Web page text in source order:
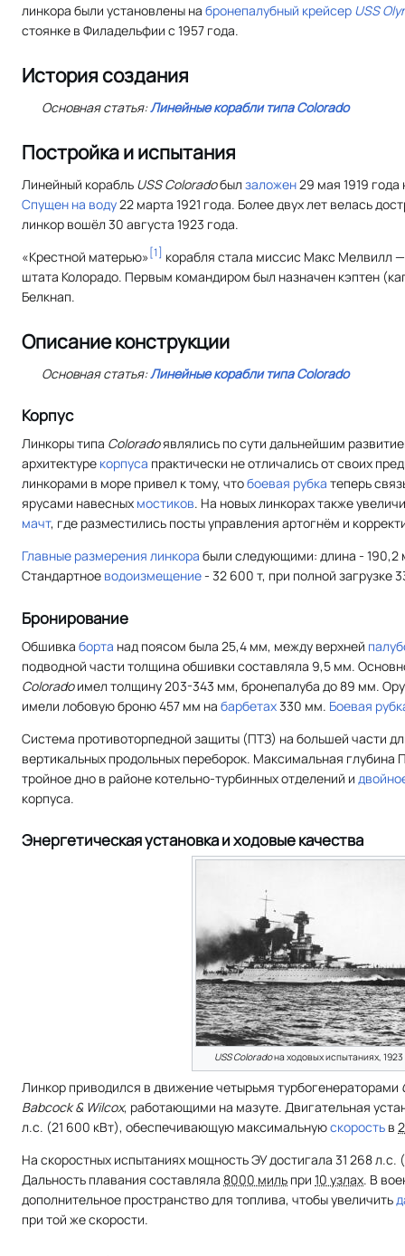
линкора были установлены на бронепалубный крейсер USS
стоянке в Филадельфии с 1957 года.
История создания
Основная статья:Линейные корабли типаColorado
Постройка и испытания
Линейный корабль USS Coloradoбыл заложен29 мая 1919 года
Спущен на воду22 марта 1921 года. Более двух лет велась
линкор вошёл 30 августа 1923 года.
«Крестной матерью» [1] корабля стала миссис Макс Мелвилл
штата Колорадо. Первым командиром был назначен кэптен
Белкнап.
Описание конструкции
Основная статья:Линейные корабли типаColorado
Корпус
Линкоры типа Coloradoявлялись по сути дальнейшим
архитектуре корпуса практически не отличались от своих
линкорами в море привел к тому, чтобоевая рубка теперь
ярусами навесных мостиков. На новых линкорах также
мачт, где разместились посты управления артогнём и
Главные размерения линкора были следующими: длина -
Стандартное водоизмещение- 32 600 т, при полной загрузке
Бронирование
Обшивка борта над поясом была 25,4 мм, между верхней
подводной части толщина обшивки составляла 9,5 мм.
Coloradoимел толщину 203-343 мм, бронепалуба до 89 мм.
имели лобовую броню 457 мм на барбетах330 мм. Боевая
Система противоторпедной защиты (ПТЗ) на большей части
вертикальных продольных переборок. Максимальная глубина
тройное дно в районе котельно-турбинных отделений и
корпуса.
Энергетическая установка и ходовые качества
USS Coloradoна ходовых испытаниях, 1923
Линкор приводился в движение четырьмя турбогенераторами
Babcock & Wilcox, работающими на мазуте. Двигательная
л.с. (21 600 кВт), обеспечивающую максимальнуюскорость в
На скоростных испытаниях мощность ЭУ достигала 31 268 л.с.
Дальность плавания составляла 8000 миль при 10 узлах. В
дополнительное пространство для топлива, чтобы увеличить
при той же скорости.